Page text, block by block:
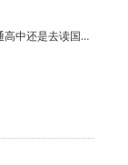
中还是去读国际